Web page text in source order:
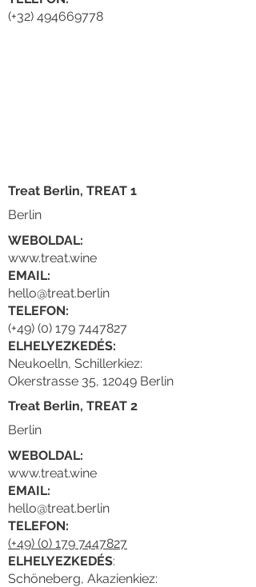
(+32) 494669778
Treat Berlin, TREAT 1
Berlin
WEBOLDAL:
www.treat.wine
EMAIL:
hello@treat.berlin
TELEFON:
(+49) (0) 179 7447827
ELHELYEZKEDÉS:
Neukoelln, Schillerkiez:
Okerstrasse 35, 12049 Berlin
Treat Berlin, TREAT 2
Berlin
WEBOLDAL:
www.treat.wine
EMAIL:
hello@treat.berlin
TELEFON:
(+49) (0) 179 7447827
ELHELYEZKEDÉS:
Schöneberg, Akazienkiez: